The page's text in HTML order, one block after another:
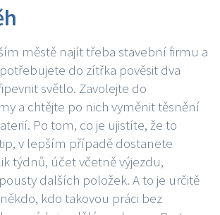
městě najít třeba stavební firmu a
do zítřka pověsit dva
světlo. Zavolejte do
a chtějte po nich vyměnit těsnění
Po tom, co je ujistíte, že to
v lepším případě dostanete
týdnů, účet včetně výjezdu,
dalších položek. A to je určitě
kdo takovou práci bez